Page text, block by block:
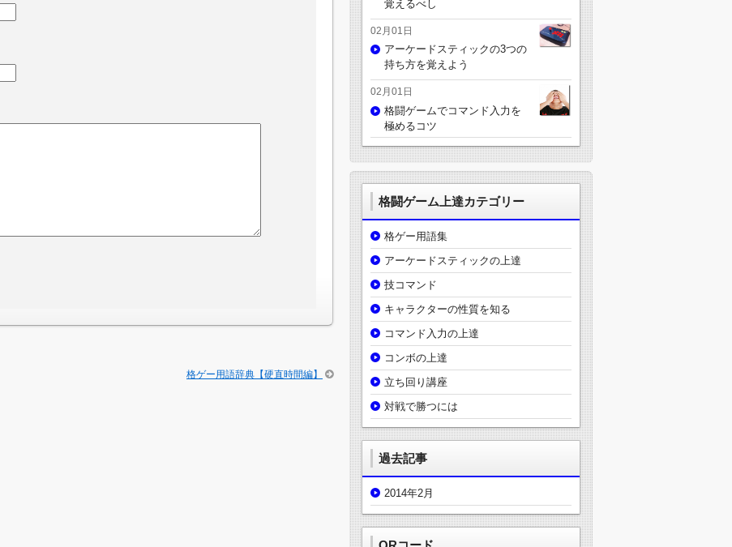
格ゲー用語辞典【硬直時間編】
覚えるべし
02月01日
アーケードスティックの3つの
持ち方を覚えよう
02月01日
格闘ゲームでコマンド入力を
極めるコツ
格闘ゲーム上達カテゴリー
格ゲー用語集
アーケードスティックの上達
技コマンド
キャラクターの性質を知る
コマンド入力の上達
コンボの上達
立ち回り講座
対戦で勝つには
過去記事
2014年2月